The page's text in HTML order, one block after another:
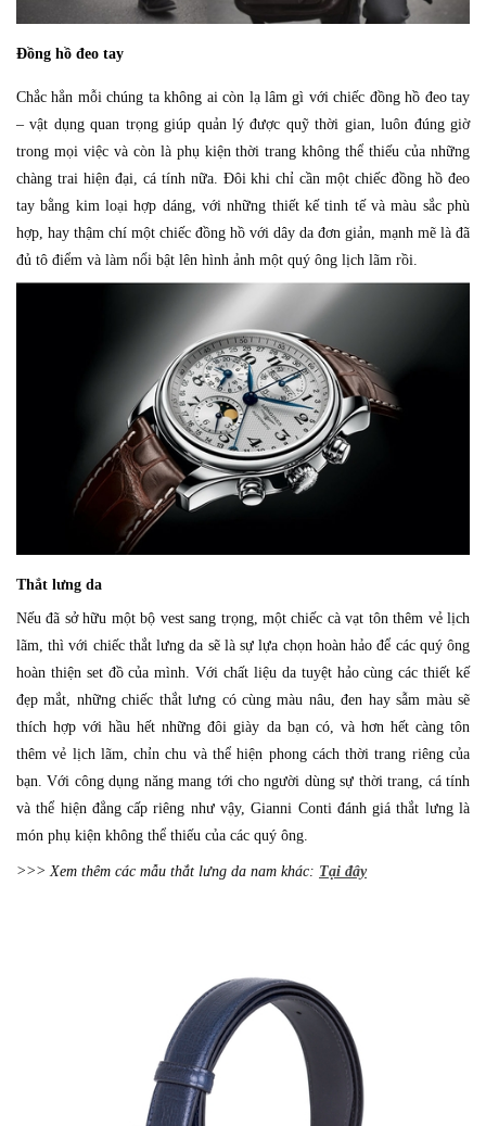
Đồng hồ đeo tay
Chắc hẳn mỗi chúng ta không ai còn lạ lâm gì với chiếc đồng hồ đeo tay
– vật dụng quan trọng giúp quản lý được quỹ thời gian, luôn đúng giờ
trong mọi việc và còn là phụ kiện thời trang không thể thiếu của những
chàng trai hiện đại, cá tính nữa. Đôi khi chỉ cần một chiếc đồng hồ đeo
tay bằng kim loại hợp dáng, với những thiết kế tinh tế và màu sắc phù
hợp, hay thậm chí một chiếc đồng hồ với dây da đơn giản, mạnh mẽ là đã
đủ tô điểm và làm nổi bật lên hình ảnh một quý ông lịch lãm rồi.
Thắt lưng da
Nếu đã sở hữu một bộ vest sang trọng, một chiếc cà vạt tôn thêm vẻ lịch
lãm, thì với chiếc thắt lưng da sẽ là sự lựa chọn hoàn hảo để các quý ông
hoàn thiện set đồ của mình. Với chất liệu da tuyệt hảo cùng các thiết kế
đẹp mắt, những chiếc thắt lưng có cùng màu nâu, đen hay sẫm màu sẽ
thích hợp với hầu hết những đôi giày da bạn có, và hơn hết càng tôn
thêm vẻ lịch lãm, chỉn chu và thể hiện phong cách thời trang riêng của
bạn. Với công dụng năng mang tới cho người dùng sự thời trang, cá tính
và thể hiện đẳng cấp riêng như vậy, Gianni Conti đánh giá thắt lưng là
món phụ kiện không thể thiếu của các quý ông.
>>> Xem thêm các mẫu thắt lưng da nam khác: Tại đây